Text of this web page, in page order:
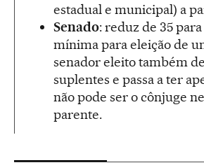
estadual e municipal) a
Senado: reduz de 35
mínima para eleição de
senador eleito também
suplentes e passa a ter
não pode ser o cônjuge
parente.